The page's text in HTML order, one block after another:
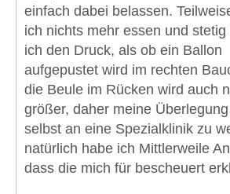
einfach dabei belassen.
ich nichts mehr essen und stetig
ich den Druck, als ob ein Ballon
aufgepustet wird im rechten
die Beule im Rücken wird auch
größer, daher meine
selbst an eine Spezialklinik zu
natürlich habe ich Mittlerweile
dass die mich für bescheuert